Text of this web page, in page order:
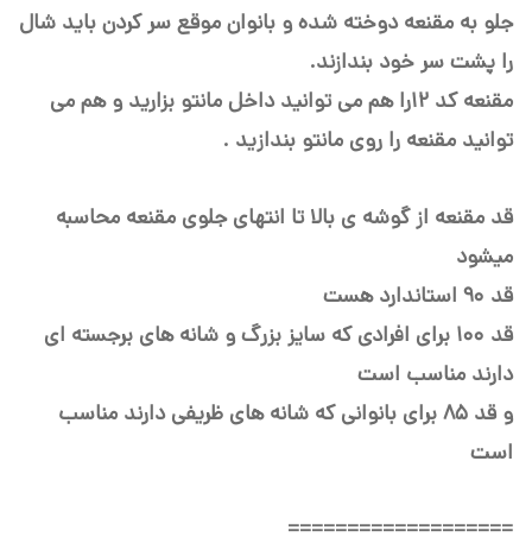
جلو به مقنعه دوخته شده و بانوان موقع سر کردن باید شال
را پشت سر خود بندازند.
مقنعه کد 12را هم می توانید داخل مانتو بزارید و هم می
توانید مقنعه را روی مانتو بندازید .
قد مقنعه از گوشه ی بالا تا انتهای جلوی مقنعه محاسبه
میشود
قد ۹۰ استاندارد هست
قد ۱۰۰ برای افرادی که سایز بزرگ و شانه های برجسته ای
دارند مناسب است
و قد ۸۵ برای بانوانی که شانه های ظریفی دارند مناسب
است
===================